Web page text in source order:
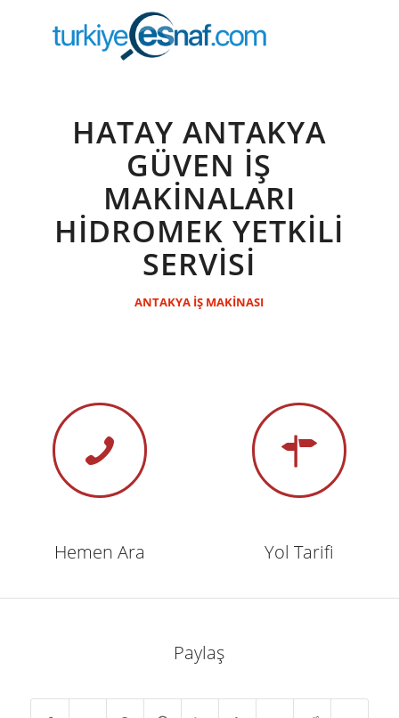
HATAY ANTAKYA
GÜVEN İŞ
MAKİNALARI
HİDROMEK YETKİLİ
SERVİSİ
ANTAKYA İŞ MAKİNASI
Hemen Ara Yol Tarifi
Paylaş